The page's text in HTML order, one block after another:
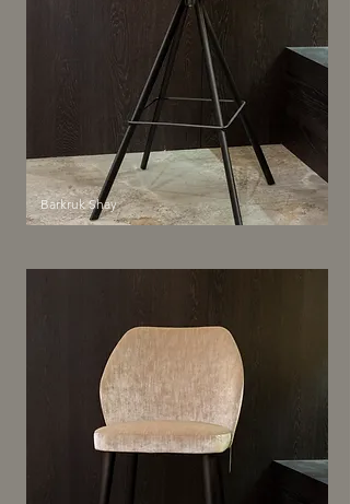
Barkruk Shay